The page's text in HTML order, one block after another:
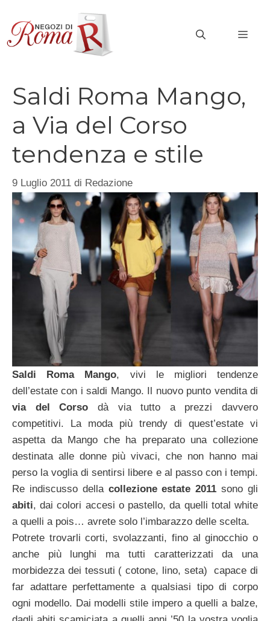
contenuto
Saldi Roma Mango,
a Via del Corso
tendenza e stile
9 Luglio 2011 di Redazione
Saldi Roma Mango, vivi le migliori tendenze
dell’estate con i saldi Mango. Il nuovo punto vendita di
via del Corso dà via tutto a prezzi davvero
competitivi. La moda più trendy di quest’estate vi
aspetta da Mango che ha preparato una collezione
destinata alle donne più vivaci, che non hanno mai
perso la voglia di sentirsi libere e al passo con i tempi.
Re indiscusso della collezione estate 2011 sono gli
abiti, dai colori accesi o pastello, da quelli total white
a quelli a pois… avrete solo l’imbarazzo delle scelta.
Potrete trovarli corti, svolazzanti, fino al ginocchio o
anche più lunghi ma tutti caratterizzati da una
morbidezza dei tessuti ( cotone, lino, seta) capace di
far adattare perfettamente a qualsiasi tipo di corpo
ogni modello. Dai modelli stile impero a quelli a balze,